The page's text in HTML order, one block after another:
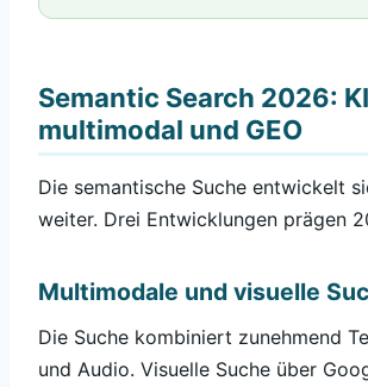
Semantic Search 2026:
multimodal und GEO
Die semantische Suche entwickelt
weiter. Drei Entwicklungen prägen
Multimodale und visuelle
Die Suche kombiniert zunehmend
und Audio. Visuelle Suche über